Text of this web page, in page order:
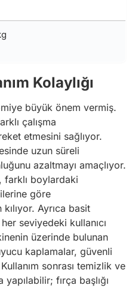
Kolaylığı
büyük önem vermiş.
çalışma
etmesini sağlıyor.
uzun süreli
azaltmayı amaçlıyor.
farklı boylardaki
göre
Ayrıca basit
seviyedeki kullanıcı
üzerinde bulunan
kaplamalar, güvenli
sonrası temizlik ve
fırça başlığı